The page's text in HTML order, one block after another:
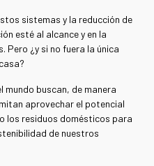
sistemas y la reducción de
esté al alcance y en la
Pero ¿y si no fuera la única
buscan, de manera
aprovechar el potencial
los residuos domésticos para
de nuestros